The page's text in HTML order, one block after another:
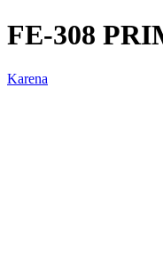
FE-308
Karena